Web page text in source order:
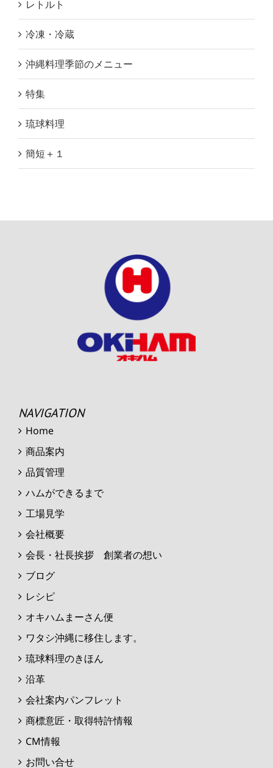
レトルト
冷凍・冷蔵
沖縄料理季節のメニュー
特集
琉球料理
簡短＋１
NAVIGATION
Home
商品案内
品質管理
ハムができるまで
工場見学
会社概要
会長・社長挨拶 創業者の想い
ブログ
レシピ
オキハムまーさん便
ワタシ沖縄に移住します。
琉球料理のきほん
沿革
会社案内パンフレット
商標意匠・取得特許情報
CM情報
お問い合せ